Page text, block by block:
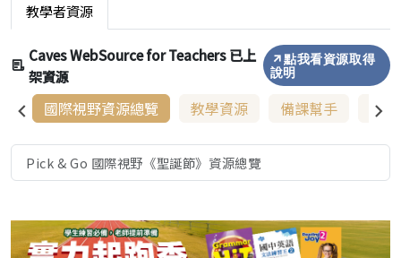
教學者資源
Caves WebSource for Teachers 已上
架資源
點我看資源取得
說明
國際視野資源總覽 教學資源 備課幫手 增
Pick & Go 國際視野《聖誕節》資源總覽